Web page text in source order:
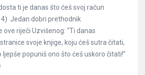
ti je danas što ćeš svoj račun
Jedan dobri prethodnik
riječi Uzvišenog: “Ti danas
svoje knjige, koju ćeš sutra čitati,
popuniš ono što ćeš uskoro čitati!”